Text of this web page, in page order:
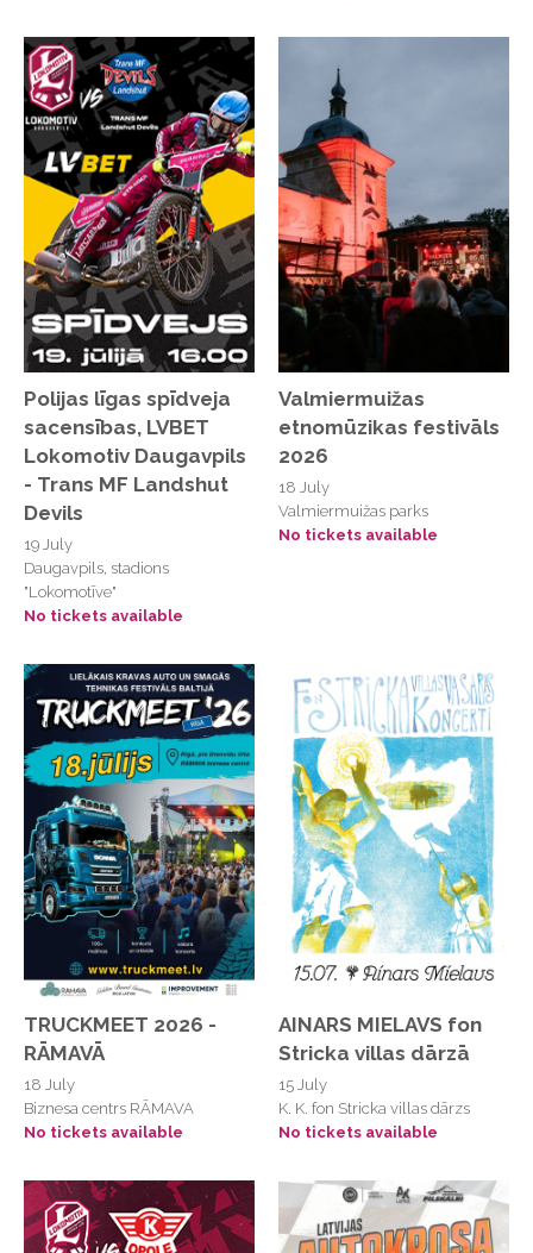
Dēseles dzirnavas,
DinoZoo Arena
Dobeles Pils
Dobeles pilsētas kultūras nams
Dubultu evaņģēliski luteriskā baznīca
Dzintaru koncertzāle
Dzīves kvalitātes dizaina institūts
Etnogrāfiskajā Brīvdabas muzejā
Bonaventuras ielā, pie Ezera vārtiem
Festivāls "Fāze"
FIRST МИР, Andrejostas iela 5k-3
FonoKlubs
FonoKlubs
Fontaine Palace
Gredzena dārzs, Valmiera
Hanzas Perons
House Of Bams
Ikšķiles Evaņģēliski luteriskā baznīca
Iluzionisma teātris/muzejs Mystero, Vienības
gatve 30
IZO ART mākslas studija
Jāņa Lūsēna mūzikas nams "Ozolu skola"
Jelgavas pils iekšpagalms
Jūrkalnes dabas koncertzāle Vējturu nams
K Suns
Polijas līgas spīdveja
sacensības, LVBET
Lokomotiv Daugavpils
- Trans MF Landshut
Devils
19 July
Daugavpils, stadions
"Lokomotīve"
No tickets available
Valmiermuižas
etnomūzikas festivāls
2026
18 July
Valmiermuižas parks
No tickets available
TRUCKMEET 2026 -
RĀMAVĀ
18 July
Biznesa centrs RĀMAVA
No tickets available
AINARS MIELAVS fon
Stricka villas dārzā
15 July
K. K. fon Stricka villas dārzs
No tickets available